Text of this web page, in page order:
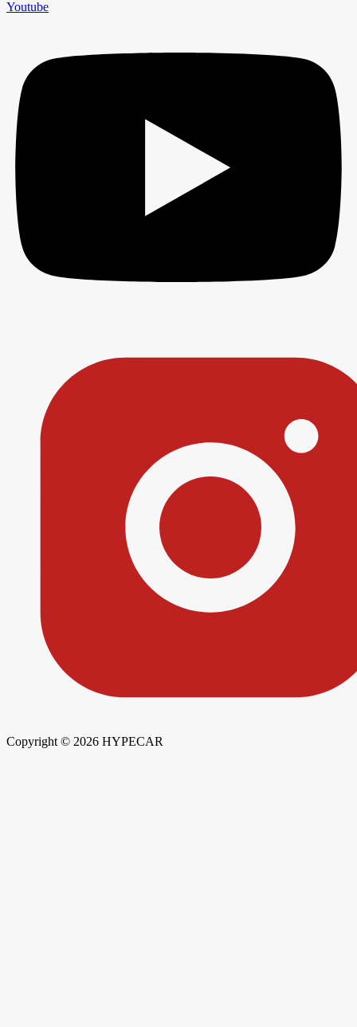
Youtube
Copyright © 2026 HYPECAR